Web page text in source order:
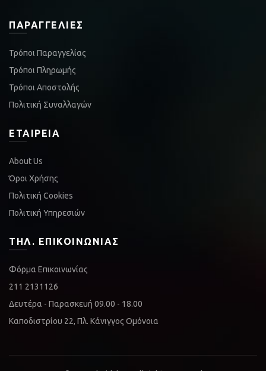
ΠΑΡΑΓΓΕΛΊΕΣ
Τρόποι Παραγγελίας
Τρόποι Πληρωμής
Τρόποι Αποστολής
Πολιτική Συναλλαγών
ΕΤΑΙΡΕΊΑ
About Us
Όροι Χρήσης
Πολιτική Cookies
Πολιτική Υπηρεσιών
ΤΗΛ. ΕΠΙΚΟΙΝΩΝΊΑΣ
Φόρμα Επικοινωνίας
211 2131126
Δευτέρα - Παρασκευή 09.00 - 18.00
Καποδιστρίου 22, Πλ. Κάνιγγος Ομόνοια